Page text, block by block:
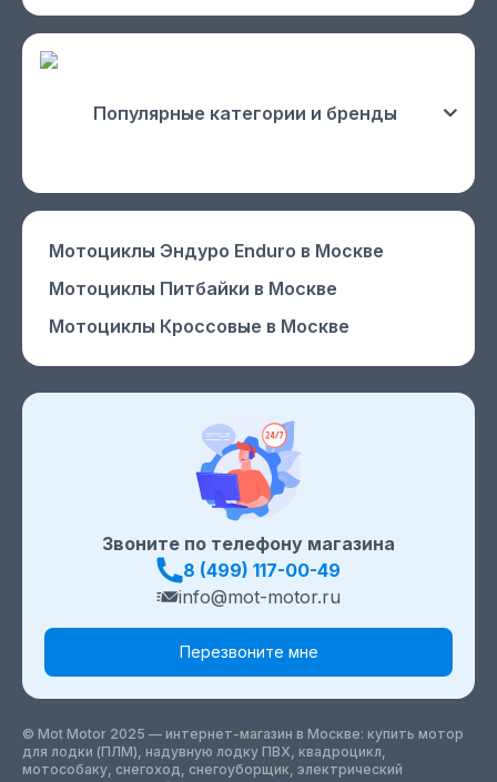
Звоните по телефону магазина
8 (499) 117-00-49
info@mot-motor.ru
Перезвоните мне
Популярные категории и бренды
Мотоциклы Эндуро Enduro в Москве
Мотоциклы Питбайки в Москве
Мотоциклы Кроссовые в Москве
© Mot Motor 2025 — интернет-магазин в Москве: купить мотор
для лодки (ПЛМ), надувную лодку ПВХ, квадроцикл,
мотособаку, снегоход, снегоуборщик, электрический